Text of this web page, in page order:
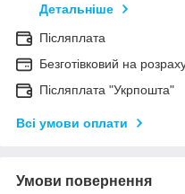
Детальніше
Післяплата
Безготівковий на
Післяплата "Укрпошта"
Всі умови оплати
Умови повернення